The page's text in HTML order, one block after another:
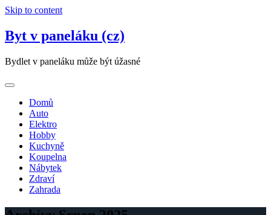
Skip to content
Byt v paneláku (cz)
Bydlet v paneláku může být úžasné
Domů
Auto
Elektro
Hobby
Kuchyně
Koupelna
Nábytek
Zdraví
Zahrada